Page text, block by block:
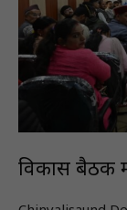
विकास बैठक